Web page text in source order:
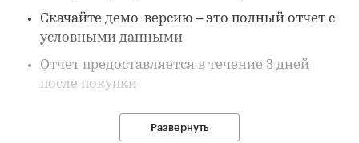
Скачайте демо-версию – это полный отчет с
условными данными
Отчет предоставляется в течение 3 дней
после покупки
Развернуть